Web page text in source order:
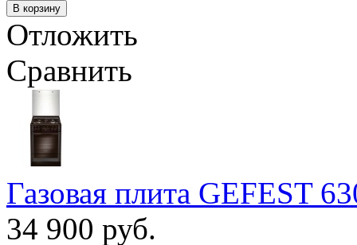
Отложить
Сравнить
Газовая плита GEFEST
34 900 руб.